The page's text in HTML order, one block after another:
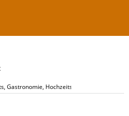
Gastronomie, Hochzeitsfeiern,